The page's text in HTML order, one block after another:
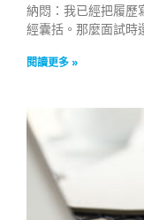
納悶：我已經把履歷
經囊括。那麼面試時
閱讀更多 »